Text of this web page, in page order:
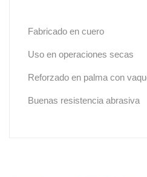
Fabricado en cuero
Uso en operaciones secas
Reforzado en palma con
Buenas resistencia abrasiva